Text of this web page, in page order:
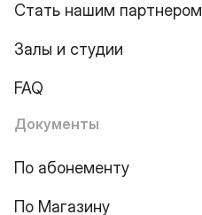
Стать нашим партнером
Залы и студии
FAQ
Документы
По абонементу
По Магазину